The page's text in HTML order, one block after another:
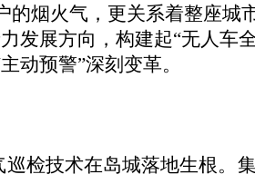
烟火气，更关系着整座城
展方向，构建起“无人车
动预警”深刻变革。
检技术在岛城落地生根。